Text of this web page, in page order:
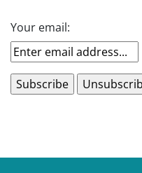
Your email: